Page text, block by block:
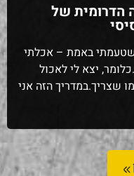
הדרומית של
באמת – אכלתי
יצא לי לאכול
שצריך.במדריך הזה אני
בדיוק כמו
בארה"ב. 🤠 נערך
הזה לארצות הברית שהוליד את